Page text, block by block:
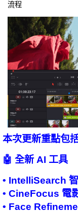
流程
本次更新重點包
🤖 全新 AI 工具
• IntelliSearch
• CineFocus 電
• Face